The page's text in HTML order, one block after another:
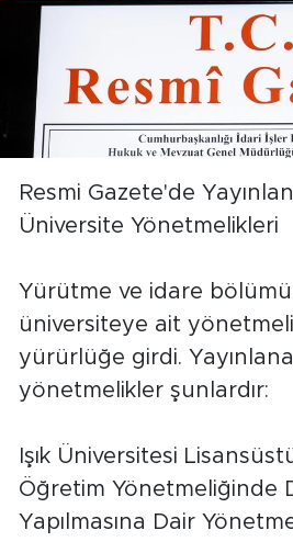
Resmi Gazete'de
Üniversite Yönetmelikleri
Yürütme ve idare
üniversiteye ait
yürürlüğe girdi.
yönetmelikler şunlardır:
Işık Üniversitesi
Öğretim Yönetmeliğinde
Yapılmasına Dair